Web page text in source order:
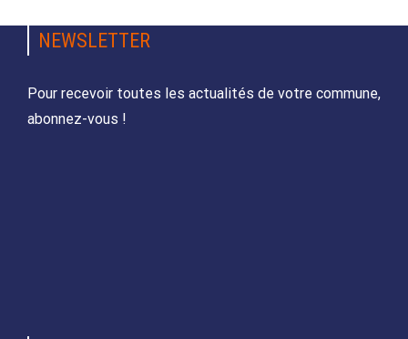
NEWSLETTER
Pour recevoir toutes les actualités de votre commune,
abonnez-vous !